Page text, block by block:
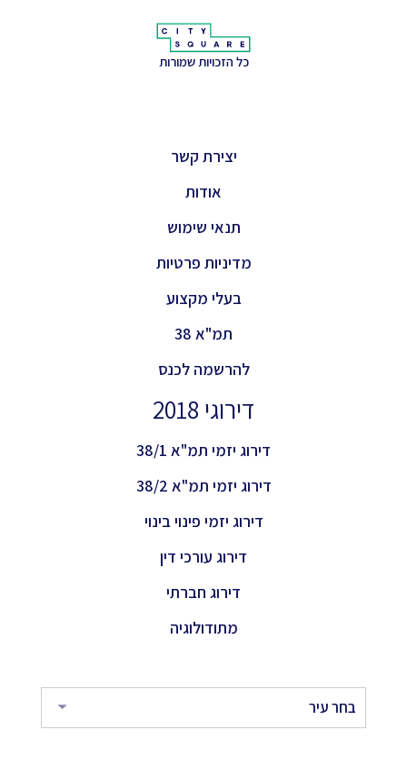
כל הזכויות שמורות
יצירת קשר
אודות
תנאי שימוש
מדיניות פרטיות
בעלי מקצוע
תמ"א 38
להרשמה לכנס
דירוגי 2018
דירוג יזמי תמ"א 38/1
דירוג יזמי תמ"א 38/2
דירוג יזמי פינוי בינוי
דירוג עורכי דין
דירוג חברתי
מתודולוגיה